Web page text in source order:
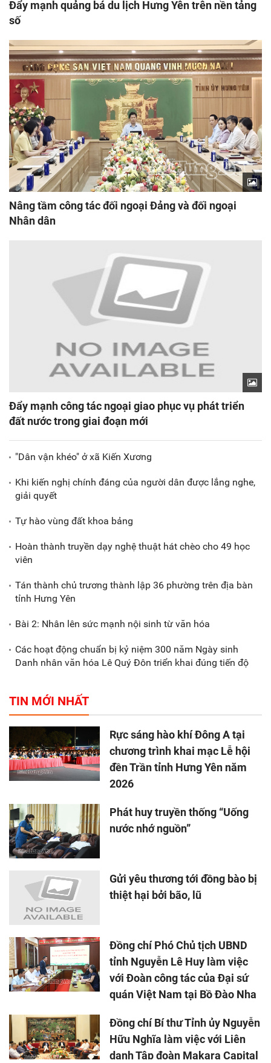
Đẩy mạnh quảng bá du lịch Hưng Yên trên nền tảng
số
Nâng tầm công tác đối ngoại Đảng và đối ngoại
Nhân dân
Đẩy mạnh công tác ngoại giao phục vụ phát triển
đất nước trong giai đoạn mới
"Dân vận khéo" ở xã Kiến Xương
Khi kiến nghị chính đáng của người dân được lắng nghe,
giải quyết
Tự hào vùng đất khoa bảng
Hoàn thành truyền dạy nghệ thuật hát chèo cho 49 học
viên
Tán thành chủ trương thành lập 36 phường trên địa bàn
tỉnh Hưng Yên
Bài 2: Nhân lên sức mạnh nội sinh từ văn hóa
Các hoạt động chuẩn bị kỷ niệm 300 năm Ngày sinh
Danh nhân văn hóa Lê Quý Đôn triển khai đúng tiến độ
TIN MỚI NHẤT
Rực sáng hào khí Đông A tại
chương trình khai mạc Lễ hội
đền Trần tỉnh Hưng Yên năm
2026
Phát huy truyền thống “Uống
nước nhớ nguồn”
Gửi yêu thương tới đồng bào bị
thiệt hại bởi bão, lũ
Đồng chí Phó Chủ tịch UBND
tỉnh Nguyễn Lê Huy làm việc
với Đoàn công tác của Đại sứ
quán Việt Nam tại Bồ Đào Nha
Đồng chí Bí thư Tỉnh ủy Nguyễn
Hữu Nghĩa làm việc với Liên
danh Tập đoàn Makara Capital